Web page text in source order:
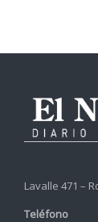
Lavalle 471 –
Teléfono